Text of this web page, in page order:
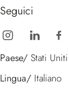
Seguici
Paese/ Stati Uniti
Lingua/ Italiano